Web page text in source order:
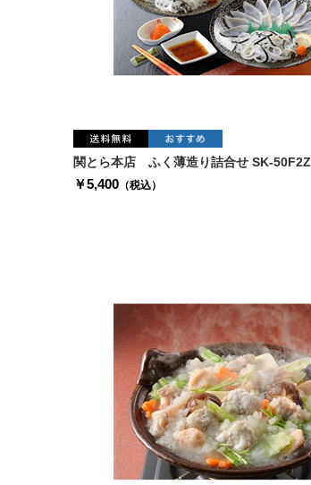
関とら本店 ふく薄造り詰合せ SK-50F2Z
￥5,400 （税込）